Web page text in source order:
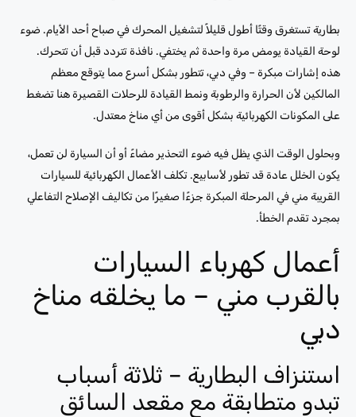
بطارية تستغرق وقتًا أطول قليلاً لتشغيل المحرك في صباح أحد الأيام. ضوء
لوحة القيادة يومض مرة واحدة ثم يختفي. نافذة تتردد قبل أن تتحرك.
هذه إشارات مبكرة – وفي دبي، تتطور بشكل أسرع مما يتوقع معظم
المالكين لأن الحرارة والرطوبة ونمط القيادة للرحلات القصيرة هنا تضغط
على المكونات الكهربائية بشكل أقوى من أي مناخ معتدل.
وبحلول الوقت الذي يظل فيه ضوء التحذير مضاءً أو أن السيارة لن تعمل،
يكون الخلل عادة قد تطور لأسابيع. تكلف الأعمال الكهربائية للسيارات
القريبة مني في المرحلة المبكرة جزءًا صغيرًا من تكاليف الإصلاح التفاعلي
بمجرد تقدم الخطأ.
أعمال كهرباء السيارات
بالقرب مني – ما يخلقه مناخ
دبي
استنزاف البطارية – ثلاثة أسباب
تبدو متطابقة مع مقعد السائق